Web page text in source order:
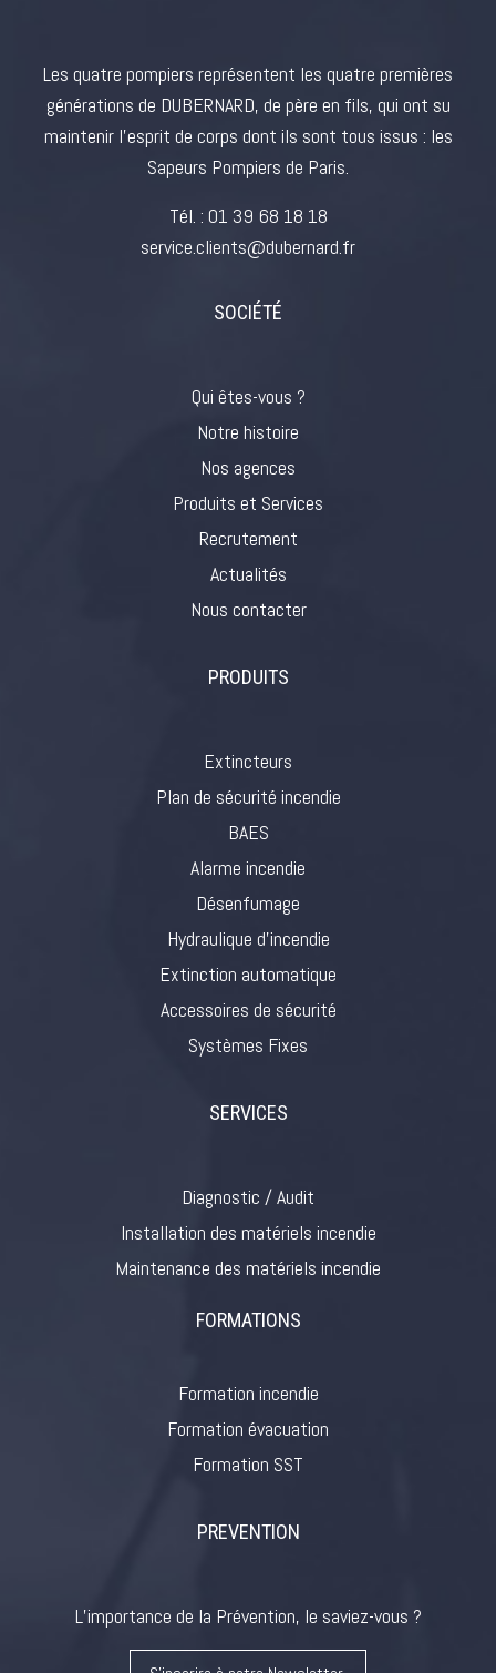
Les quatre pompiers représentent les quatre premières
générations de DUBERNARD, de père en fils, qui ont su
maintenir l’esprit de corps dont ils sont tous issus : les
Sapeurs Pompiers de Paris.
Tél. : 01 39 68 18 18
service.clients@dubernard.fr
SOCIÉTÉ
Qui êtes-vous ?
Notre histoire
Nos agences
Produits et Services
Recrutement
Actualités
Nous contacter
PRODUITS
Extincteurs
Plan de sécurité incendie
BAES
Alarme incendie
Désenfumage
Hydraulique d’incendie
Extinction automatique
Accessoires de sécurité
Systèmes Fixes
SERVICES
Diagnostic / Audit
Installation des matériels incendie
Maintenance des matériels incendie
FORMATIONS
Formation incendie
Formation évacuation
Formation SST
PREVENTION
L’importance de la Prévention, le saviez-vous ?